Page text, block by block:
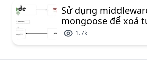
Sử dụng
mongoose để xoá
document liên kết
1.7k